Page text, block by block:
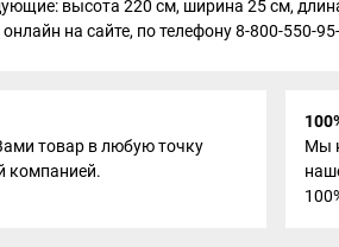
высота 220 см, ширина 25 см,
на сайте, по телефону 8-800-550-
товар в любую точку
компанией.
Мы